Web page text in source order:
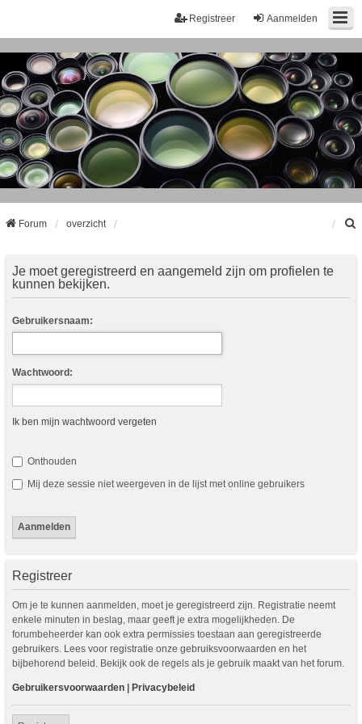
Aanmelden
Registreer
Forum overzicht
Je moet geregistreerd en aangemeld zijn om profielen te
kunnen bekijken.
Gebruikersnaam:
Wachtwoord:
Ik ben mijn wachtwoord vergeten
Onthouden
Mij deze sessie niet weergeven in de lijst met online gebruikers
Registreer
Om je te kunnen aanmelden, moet je geregistreerd zijn. Registratie neemt
enkele minuten in beslag, maar geeft je extra mogelijkheden. De
forumbeheerder kan ook extra permissies toestaan aan geregistreerde
gebruikers. Lees voor registratie onze gebruiksvoorwaarden en het
bijbehorend beleid. Bekijk ook de regels als je gebruik maakt van het forum.
Gebruikersvoorwaarden | Privacybeleid